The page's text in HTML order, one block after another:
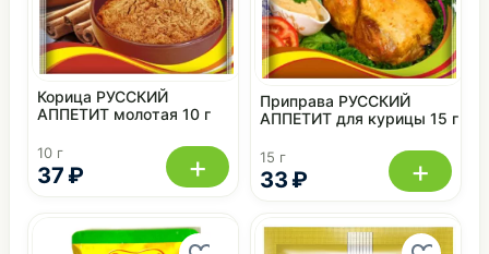
37 ₽
Корица РУССКИЙ
АППЕТИТ молотая 10 г
10 г + 33 ₽
Приправа РУССКИЙ
АППЕТИТ для курицы 15 г
15 г +